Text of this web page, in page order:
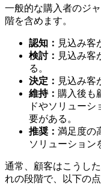
一般的な購入者のジ
階を含めます。
認知： 見込み客
検討： 見込み客
る。
決定： 見込み客
維持： 購入後も
ドやソリュー
要がある。
推奨： 満足度の
ソリューション
通常、顧客はこうし
れの段階で、以下の